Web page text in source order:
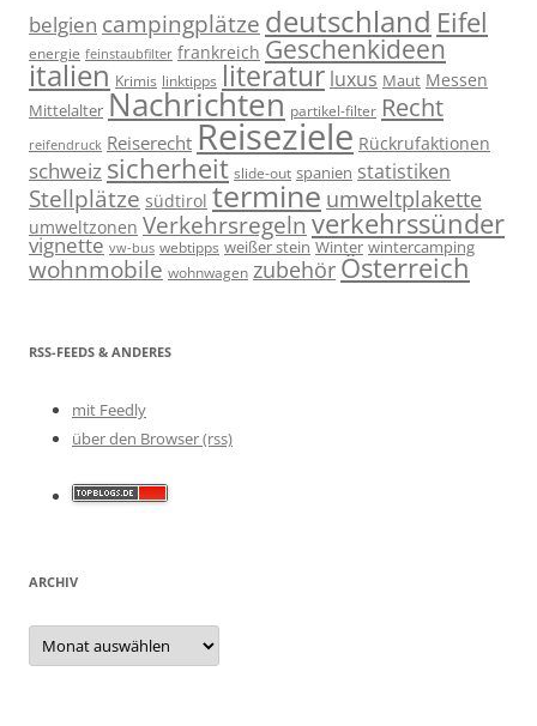
belgien campingplätze deutschland Eifel
energie feinstaubfilter frankreich Geschenkideen
italien Krimis linktipps literatur luxus Maut Messen
Mittelalter Nachrichten partikel-filter Recht
reifendruck Reiserecht Reiseziele Rückrufaktionen
schweiz sicherheit slide-out spanien statistiken
Stellplätze südtirol termine umweltplakette
umweltzonen Verkehrsregeln verkehrssünder
vignette vw-bus webtipps weißer stein Winter wintercamping
wohnmobile wohnwagen zubehör Österreich
RSS-FEEDS & ANDERES
mit Feedly
über den Browser (rss)
ARCHIV
Archiv